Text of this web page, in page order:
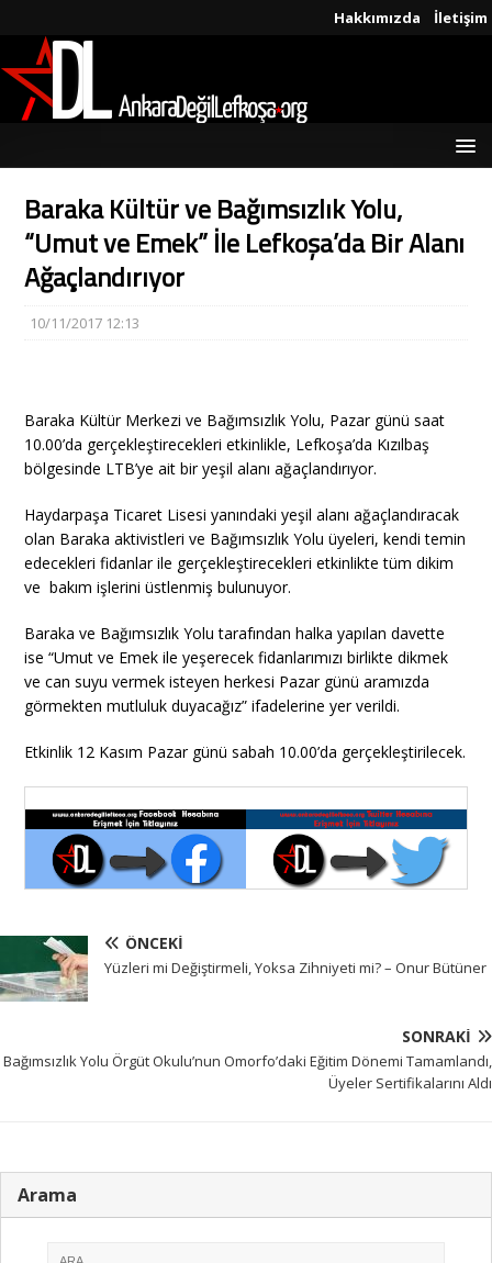
Hakkımızda İletişim
Baraka Kültür ve Bağımsızlık Yolu,
“Umut ve Emek” İle Lefkoşa’da Bir Alanı
Ağaçlandırıyor
10/11/2017 12:13
Baraka Kültür Merkezi ve Bağımsızlık Yolu, Pazar günü saat
10.00’da gerçekleştirecekleri etkinlikle, Lefkoşa’da Kızılbaş
bölgesinde LTB’ye ait bir yeşil alanı ağaçlandırıyor.
Haydarpaşa Ticaret Lisesi yanındaki yeşil alanı ağaçlandıracak
olan Baraka aktivistleri ve Bağımsızlık Yolu üyeleri, kendi temin
edecekleri fidanlar ile gerçekleştirecekleri etkinlikte tüm dikim
ve bakım işlerini üstlenmiş bulunuyor.
Baraka ve Bağımsızlık Yolu tarafından halka yapılan davette
ise “Umut ve Emek ile yeşerecek fidanlarımızı birlikte dikmek
ve can suyu vermek isteyen herkesi Pazar günü aramızda
görmekten mutluluk duyacağız” ifadelerine yer verildi.
Etkinlik 12 Kasım Pazar günü sabah 10.00’da gerçekleştirilecek.
ÖNCEKI
Yüzleri mi Değiştirmeli, Yoksa Zihniyeti mi? – Onur Bütüner
SONRAKI
Bağımsızlık Yolu Örgüt Okulu’nun Omorfo’daki Eğitim Dönemi Tamamlandı,
Üyeler Sertifikalarını Aldı
Arama